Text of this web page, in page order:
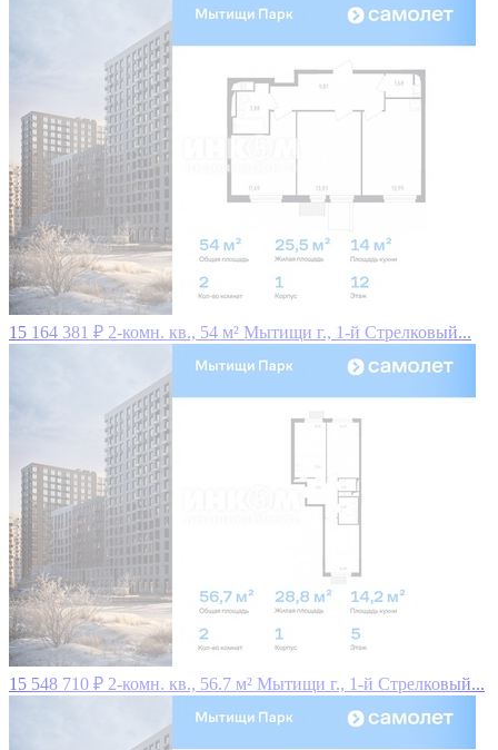
15 164 381 ₽ 2-комн. кв., 54 м² Мытищи г., 1-й Стрелковый...
15 548 710 ₽ 2-комн. кв., 56.7 м² Мытищи г., 1-й Стрелковый...